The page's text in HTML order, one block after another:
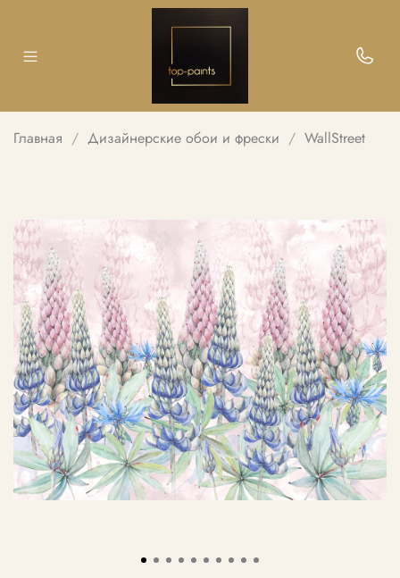
Главная Дизайнерские обои и фрески WallStreet